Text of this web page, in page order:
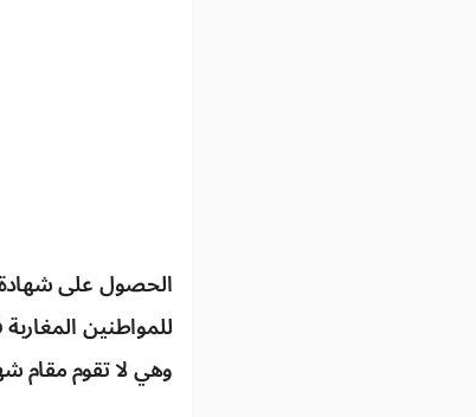
الحصول على شهادة
للمواطنين
وهي لا تقوم مقام